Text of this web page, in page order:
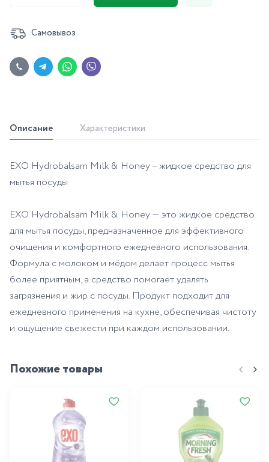
Самовывоз
Описание Характеристики
EXO Hydrobalsam Milk & Honey – жидкое средство для
мытья посуды
EXO Hydrobalsam Milk & Honey — это жидкое средство
для мытья посуды, предназначенное для эффективного
очищения и комфортного ежедневного использования.
Формула с молоком и мёдом делает процесс мытья
более приятным, а средство помогает удалять
загрязнения и жир с посуды. Продукт подходит для
ежедневного применения на кухне, обеспечивая чистоту
и ощущение свежести при каждом использовании.
Похожие товары